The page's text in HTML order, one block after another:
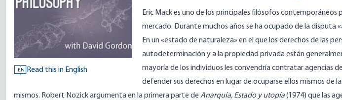
EN Read this in English
Eric Mack es uno de los principales filósofos contemporáneos
mercado. Durante muchos años se ha ocupado de la disputa
En un «estado de naturaleza» en el que los derechos de las
autodeterminación y a la propiedad privada están
mayoría de los individuos les convendría contratar agencias
defender sus derechos en lugar de ocuparse ellos mismos de
mismos. Robert Nozick argumenta en la primera parte de Anarquía, Estado y utopía(1974) que las